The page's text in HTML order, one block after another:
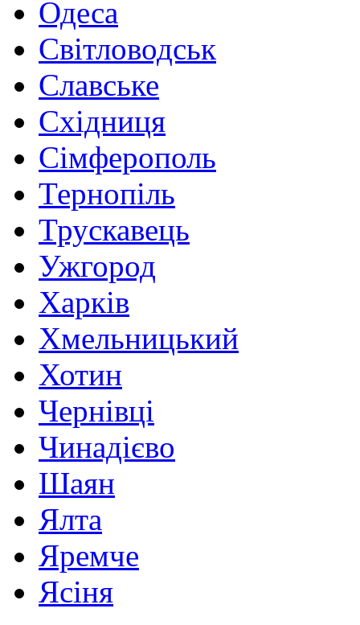
Одеса
Світловодськ
Славське
Східниця
Сімферополь
Тернопіль
Трускавець
Ужгород
Харків
Хмельницький
Хотин
Чернівці
Чинадієво
Шаян
Ялта
Яремче
Ясіня